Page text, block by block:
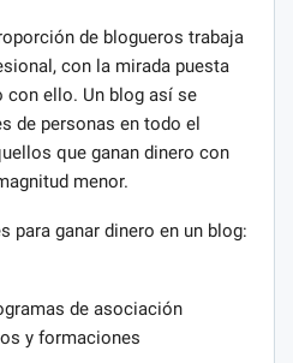
de blogueros trabaja
con la mirada puesta
con ello. Un blog así se
de personas en todo el
que ganan dinero con
menor.
para ganar dinero en un blog:
de asociación
y formaciones